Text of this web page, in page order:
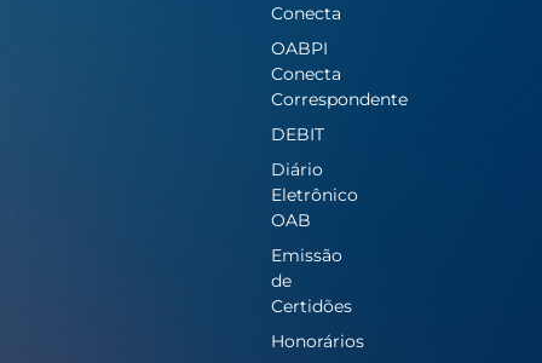
Conecta
OABPI
Conecta
Correspondente
DEBIT
Diário
Eletrônico
OAB
Emissão
de
Certidões
Honorários